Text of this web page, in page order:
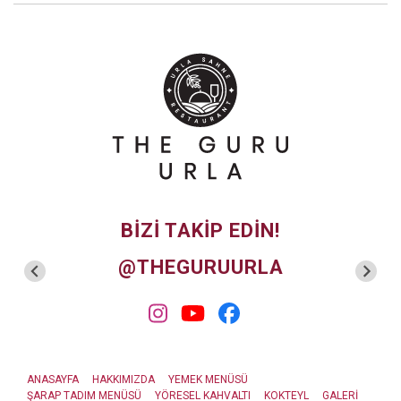
BIZI TAKIP EDIN!
@THEGURUURLA
ANASAYFA HAKKIMIZDA
YEMEK MENÜSÜ
ŞARAP TADIM MENÜSÜ
YÖRESEL KAHVALTI KOKTEYL GALERİ